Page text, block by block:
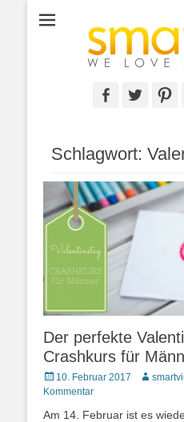
Facebook
Schlagwort:
Der perfekte
Crashkurs für
Posted
on
10. Februar 2017 Autor
Kommentar
Am 14. Februar ist es